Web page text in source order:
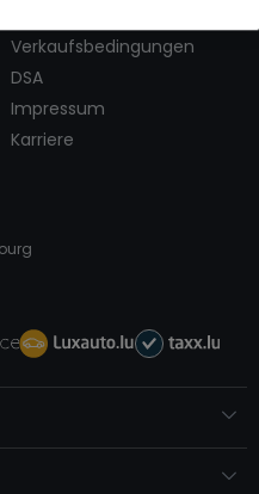
Verkaufsbedingungen
DSA
Impressum
Karriere